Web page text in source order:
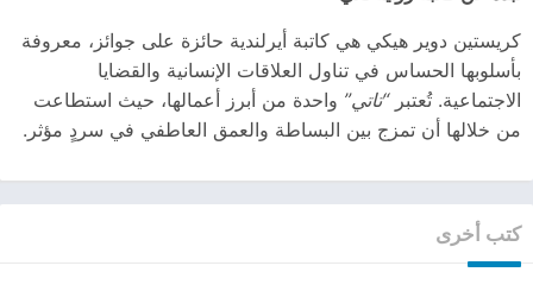
كريستين دوير هيكي هي كاتبة أيرلندية حائزة على جوائز، معروفة
بأسلوبها الحساس في تناول العلاقات الإنسانية والقضايا
الاجتماعية. تُعتبر“تاتي” واحدة من أبرز أعمالها، حيث استطاعت
من خلالها أن تمزج بين البساطة والعمق العاطفي في سردٍ مؤثر.
كتب أخرى